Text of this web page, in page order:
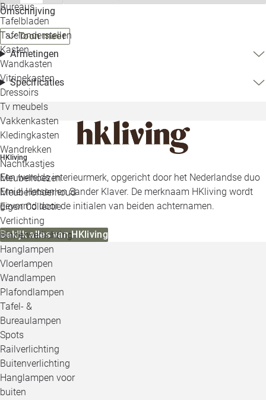
Bureaus
Tafelbladen
Tafelonderstellen
Kasten
Wandkasten
Vitrinekasten
Dressoirs
Tv meubels
Vakkenkasten
Kledingkasten
Wandrekken
Nachtkastjes
Meubelhoezen
Meubelonderhoud
Eigen Collectie
Verlichting
Binnenverlichting
Hanglampen
Vloerlampen
Wandlampen
Plafondlampen
Tafel- &
Bureaulampen
Spots
Railverlichting
Buitenverlichting
Hanglampen voor
buiten
Omschrijving
Toon meer
Afmetingen
Specificaties
HKliving
Een werelds interieurmerk, opgericht door het Nederlandse duo
Emiel Hetsen en Sander Klaver. De merknaam HKliving wordt
gevormd door de initialen van beiden achternamen.
Bekijk alles van HKliving